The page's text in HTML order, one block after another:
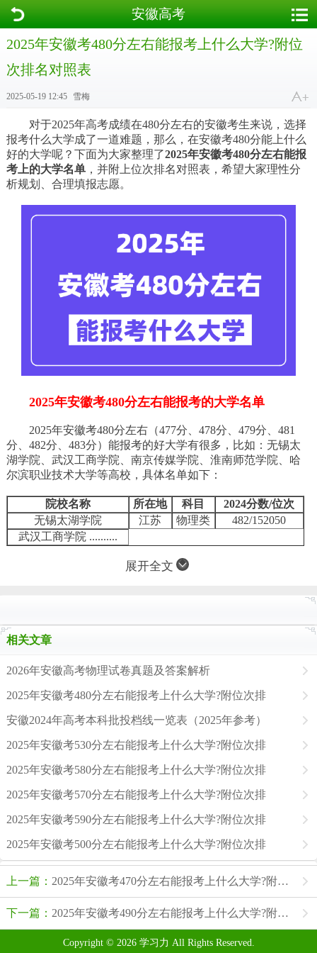
安徽高考
2025年安徽考480分左右能报考上什么大学?附位
次排名对照表
2025-05-19 12:45 雪梅
对于2025年高考成绩在480分左右的安徽考生来说，选择
报考什么大学成了一道难题，那么，在安徽考480分能上什么
好的大学呢？下面为大家整理了2025年安徽考480分左右能报
考上的大学名单，并附上位次排名对照表，希望大家理性分
析规划、合理填报志愿。
2025年安徽考480分左右能报考的大学名单
2025年安徽考480分左右（477分、478分、479分、481
分、482分、483分）能报考的好大学有很多，比如：无锡太
湖学院、武汉工商学院、南京传媒学院、淮南师范学院、哈
尔滨职业技术大学等高校，具体名单如下：
院校名称 所在地 科目
2024分数/位次
无锡太湖学院
江苏 物理类
482/152050
武汉工商学院 ..........
展开全文
相关文章
2026年安徽高考物理试卷真题及答案解析
2025年安徽考480分左右能报考上什么大学?附位次排
安徽2024年高考本科批投档线一览表（2025年参考）
2025年安徽考530分左右能报考上什么大学?附位次排
2025年安徽考580分左右能报考上什么大学?附位次排
2025年安徽考570分左右能报考上什么大学?附位次排
2025年安徽考590分左右能报考上什么大学?附位次排
2025年安徽考500分左右能报考上什么大学?附位次排
上一篇： 2025年安徽考470分左右能报考上什么大学?附位次排名对照表
下一篇： 2025年安徽考490分左右能报考上什么大学?附位次排名对照表
Copyright © 2026 学习力 All Rights Reserved.